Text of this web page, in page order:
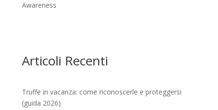
Awareness
Articoli Recenti
Truffe in vacanza: come riconoscerle e proteggersi
(guida 2026)